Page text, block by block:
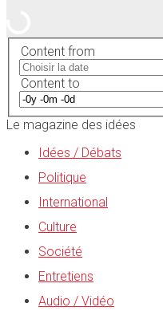
Content from
Content to
Le magazine des idées
Idées / Débats
Politique
International
Culture
Société
Entretiens
Audio / Vidéo